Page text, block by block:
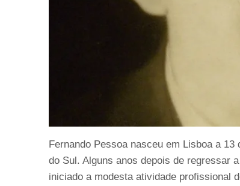
Fernando Pessoa nasceu em Lisboa a
do Sul. Alguns anos depois de regressar
iniciado a modesta atividade profissional